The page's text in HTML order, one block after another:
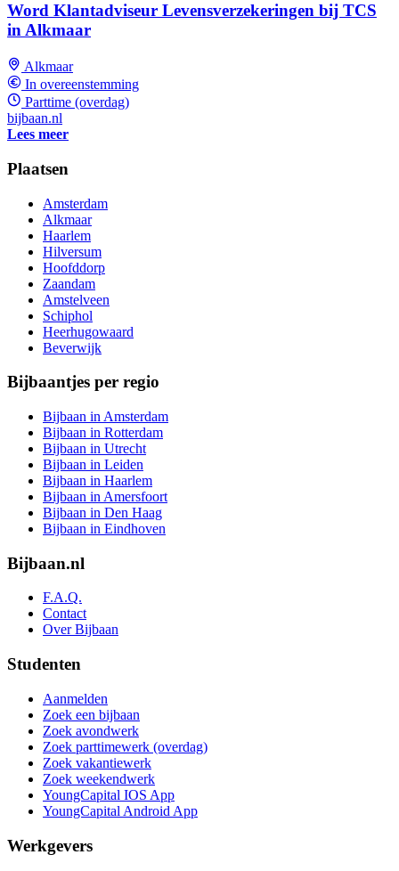
Word Klantadviseur Levensverzekeringen bij TCS
in Alkmaar
Alkmaar
In overeenstemming
Parttime (overdag)
bijbaan.nl
Lees meer
Plaatsen
Amsterdam
Alkmaar
Haarlem
Hilversum
Hoofddorp
Zaandam
Amstelveen
Schiphol
Heerhugowaard
Beverwijk
Bijbaantjes per regio
Bijbaan in Amsterdam
Bijbaan in Rotterdam
Bijbaan in Utrecht
Bijbaan in Leiden
Bijbaan in Haarlem
Bijbaan in Amersfoort
Bijbaan in Den Haag
Bijbaan in Eindhoven
Bijbaan.nl
F.A.Q.
Contact
Over Bijbaan
Studenten
Aanmelden
Zoek een bijbaan
Zoek avondwerk
Zoek parttimewerk (overdag)
Zoek vakantiewerk
Zoek weekendwerk
YoungCapital IOS App
YoungCapital Android App
Werkgevers